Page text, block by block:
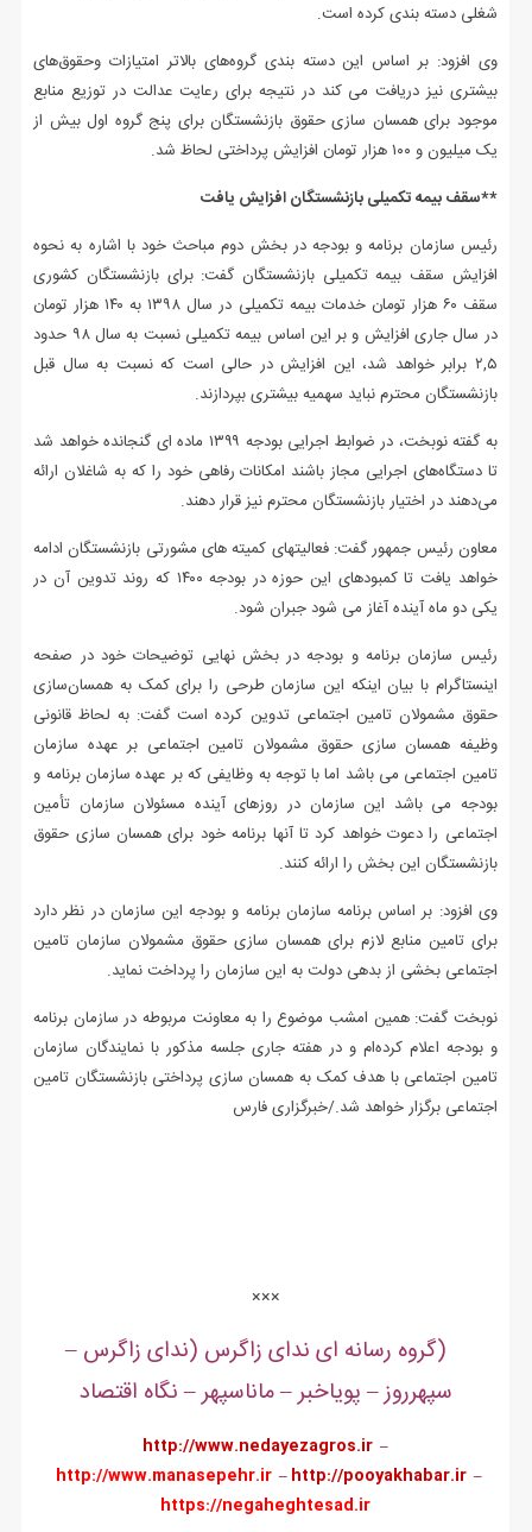
شغلی دسته بندی کرده است.
وی افزود: بر اساس این دسته بندی گروه‌های بالاتر امتیازات وحقوق‌های
بیشتری نیز دریافت می کند در نتیجه برای رعایت عدالت در توزیع منابع
موجود برای همسان سازی حقوق بازنشستگان برای پنج گروه اول بیش از
یک میلیون و ۱۰۰ هزار تومان افزایش پرداختی لحاظ شد.
**سقف بیمه تکمیلی بازنشستگان افزایش یافت
رئیس سازمان برنامه و بودجه در بخش دوم مباحث خود با اشاره به نحوه
افزایش سقف بیمه تکمیلی بازنشستگان گفت: برای بازنشستگان کشوری
سقف ۶۰ هزار تومان خدمات بیمه تکمیلی در سال ۱۳۹۸ به ۱۴۰ هزار تومان
در سال جاری افزایش و بر این اساس بیمه تکمیلی نسبت به سال ۹۸ حدود
۲,۵ برابر خواهد شد، این افزایش در حالی است که نسبت به سال قبل
بازنشستگان محترم نباید سهمیه بیشتری بپردازند.
به گفته نوبخت، در ضوابط اجرایی بودجه ۱۳۹۹ ماده ای گنجانده خواهد شد
تا دستگاه‌های اجرایی مجاز باشند امکانات رفاهی خود را که به شاغلان ارائه
می‌دهند در اختیار بازنشستگان محترم نیز قرار دهند.
معاون رئیس جمهور گفت: فعالیتهای کمیته های مشورتی بازنشستگان ادامه
خواهد یافت تا کمبودهای این حوزه در بودجه ۱۴۰۰ که روند تدوین آن در
یکی دو ماه آینده آغاز می شود جبران شود.
رئیس سازمان برنامه و بودجه در بخش نهایی توضیحات خود در صفحه
اینستاگرام با بیان اینکه این سازمان طرحی را برای کمک به همسان‌سازی
حقوق مشمولان تامین اجتماعی تدوین کرده است گفت: به لحاظ قانونی
وظیفه همسان ‌سازی حقوق مشمولان تامین اجتماعی بر عهده سازمان
تامین اجتماعی می باشد اما با توجه به وظایفی که بر عهده سازمان برنامه و
بودجه می باشد این سازمان در روزهای آینده مسئولان سازمان تأمین
اجتماعی را دعوت خواهد کرد تا آنها برنامه خود برای همسان سازی حقوق
بازنشستگان این بخش را ارائه کنند.
وی افزود: بر اساس برنامه سازمان برنامه و بودجه این سازمان در نظر دارد
برای تامین منابع لازم برای همسان سازی حقوق مشمولان سازمان تامین
اجتماعی بخشی از بدهی دولت به این سازمان را پرداخت نماید.
نوبخت گفت: همین امشب موضوع را به معاونت مربوطه در سازمان برنامه
و بودجه اعلام کرده‌ام و در هفته جاری جلسه مذکور با نمایندگان سازمان
تامین اجتماعی با هدف کمک به همسان سازی پرداختی بازنشستگان تامین
اجتماعی برگزار خواهد شد./خبرگزاری فارس
×××
(گروه رسانه ای ندای زاگرس (ندای زاگرس –
سپهرروز – پویاخبر – ماناسپهر – نگاه اقتصاد
http://www.nedayezagros.ir –
http://www.manasepehr.ir –http://pooyakhabar.ir –
https://negaheghtesad.ir